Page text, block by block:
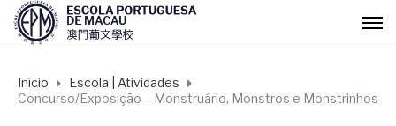
Início
Escola | Atividades
Concurso/Exposição – Monstruário, Monstros e Monstrinhos